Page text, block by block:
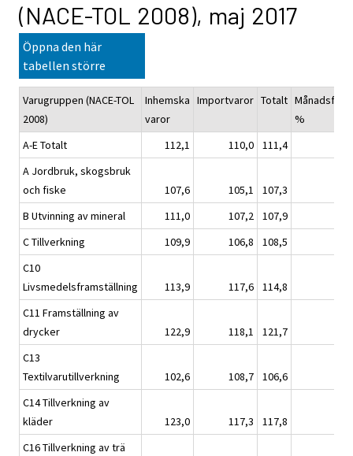
(NACE-TOL 2008), maj 2017
Öppna den här
tabellen större
Varugruppen (NACE-TOL
2008)
Inhemska
varor
Importvaror Totalt
%
A-E Totalt
112,1 110,0
111,4
A Jordbruk, skogsbruk
och fiske
107,6 105,1
107,3
B Utvinning av mineral
111,0 107,2
107,9
C Tillverkning
109,9 106,8
108,5
C10
Livsmedelsframställning
113,9 117,6
114,8
C11 Framställning av
drycker
122,9 118,1
121,7
C13
Textilvarutillverkning
102,6 108,7
106,6
C14 Tillverkning av
kläder
123,0 117,3
117,8
C16 Tillverkning av trä